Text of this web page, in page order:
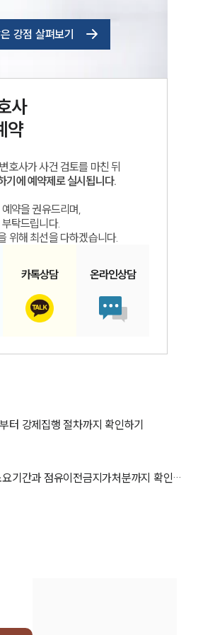
강점 살펴보기
사
약
호사가 사건 검토를 마친 뒤
기에 예약제로 실시됩니다.
약을 권유드리며,
탁드립니다.
위해 최선을 다하겠습니다.
카톡상담 온라인상담
터 강제집행 절차까지 확인하기
명도소송절차 시작 전 소요기간과 점유이전금지가처분까지 확인하는 이유